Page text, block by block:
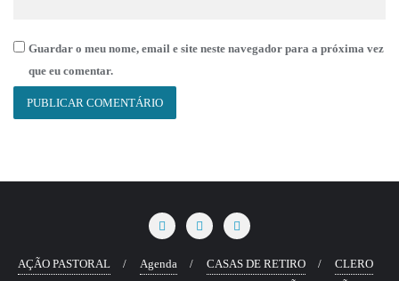
Guardar o meu nome, email e site neste navegador para a próxima vez
que eu comentar.
AÇÃO PASTORAL Agenda CASAS DE RETIRO
CLERO